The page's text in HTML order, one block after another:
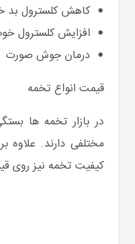
کاهش کلسترول بد
افزایش کلسترول
درمان جوش صورت
قیمت انواع تخمه
در بازار تخمه ها
مختلفی دارند. علاوه
کیفیت تخمه نیز روی